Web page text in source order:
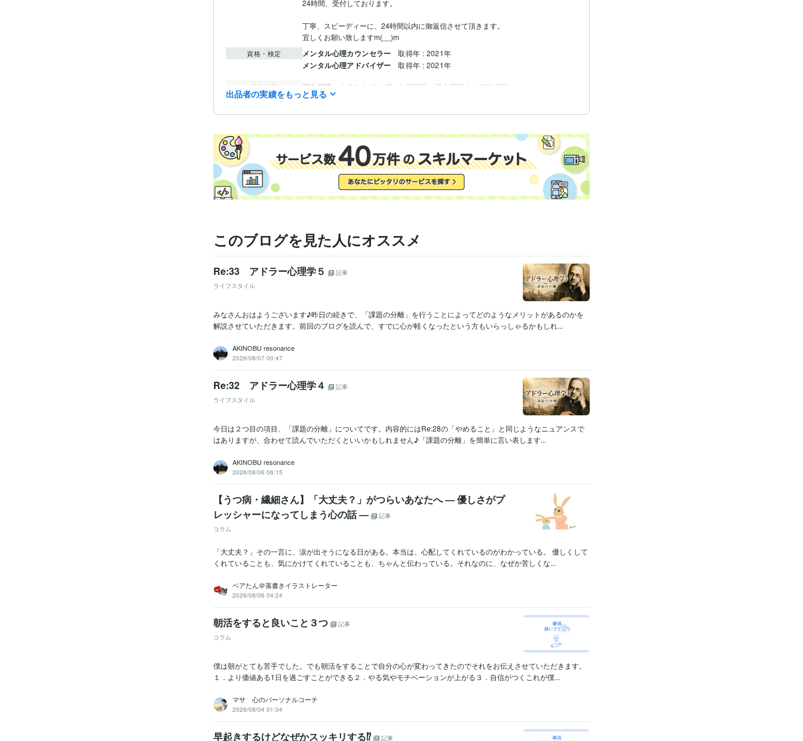
24時間、受付しております。
丁寧、スピーディーに、24時間以内に御返信させて頂きます。
宜しくお願い致しますm(__)m
資格・検定 メンタル心理カウンセラー 取得年 : 2021年
メンタル心理アドバイザー 取得年 : 2021年
得意分野 悩み相談・カウンセリング 人間関係、男女関係のお悩み相談
人間関係、男女関係、
出品者の実績をもっと見る
このブログを見た人にオススメ
Re:33 アドラー心理学５
記事
ライフスタイル
みなさんおはようございます♪昨日の続きで、「課題の分離」を行うことによってどのようなメリットがあるのかを
解説させていただきます。前回のブログを読んで、すでに心が軽くなったという方もいらっしゃるかもしれ...
AKINOBU resonance
2026/08/07 00:47
Re:32 アドラー心理学４
記事
ライフスタイル
今日は２つ目の項目、「課題の分離」についてです。内容的にはRe:28の「やめること」と同じようなニュアンスで
はありますが、合わせて読んでいただくといいかもしれません♪「課題の分離」を簡単に言い表します...
AKINOBU resonance
2026/08/06 06:15
【うつ病・繊細さん】「大丈夫？」がつらいあなたへ ― 優しさがプ
レッシャーになってしまう心の話 ―
記事
コラム
「大丈夫？」その一言に、涙が出そうになる日がある。本当は、心配してくれているのがわかっている。 優しくして
くれていることも、気にかけてくれていることも、ちゃんと伝わっている。それなのに、なぜか苦しくな...
ベアたん＠落書きイラストレーター
2026/08/06 04:24
朝活をすると良いこと３つ
記事
コラム
僕は朝がとても苦手でした。でも朝活をすることで自分の心が変わってきたのでそれをお伝えさせていただきます。
１．より価値ある1日を過ごすことができる２．やる気やモチベーションが上がる３．自信がつくこれが僕...
マサ 心のパーソナルコーチ
2026/08/04 01:04
早起きするけどなぜかスッキリする⁉️ 記事